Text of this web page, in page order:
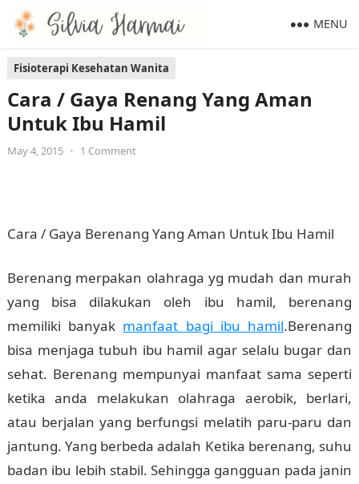
MENU
Fisioterapi Kesehatan Wanita
Cara / Gaya Renang Yang Aman
Untuk Ibu Hamil
May 4, 2015 • 1 Comment
Cara / Gaya Berenang Yang Aman Untuk Ibu Hamil
Berenang merpakan olahraga yg mudah dan murah
yang bisa dilakukan oleh ibu hamil, berenang
memiliki banyak manfaat bagi ibu hamil.Berenang
bisa menjaga tubuh ibu hamil agar selalu bugar dan
sehat. Berenang mempunyai manfaat sama seperti
ketika anda melakukan olahraga aerobik, berlari,
atau berjalan yang berfungsi melatih paru-paru dan
jantung. Yang berbeda adalah Ketika berenang, suhu
badan ibu lebih stabil. Sehingga gangguan pada janin